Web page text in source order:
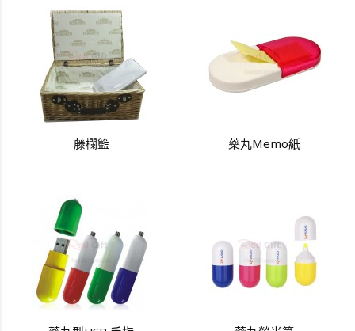
藤欄籃 藥丸Memo紙